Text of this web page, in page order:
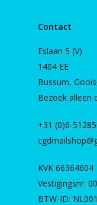
Contact
Eslaan 5 (V)
1404 EE
Bussum,
Bezoek alleen
+31 (0)6-
KVK 66364604
Vestigingsnr.
BTW-ID: